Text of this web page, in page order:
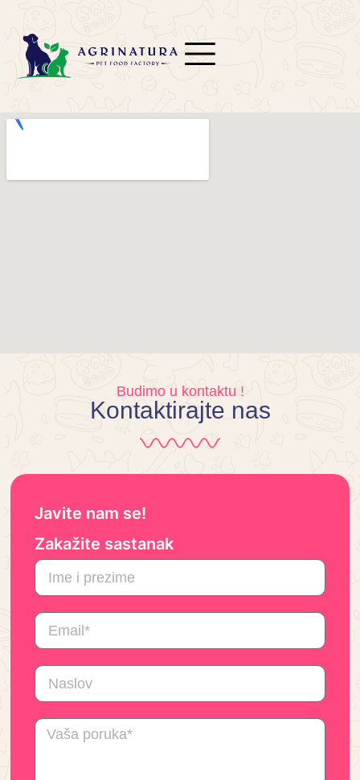
Budimo u kontaktu !
Kontaktirajte nas
Javite nam se!
Zakažite sastanak